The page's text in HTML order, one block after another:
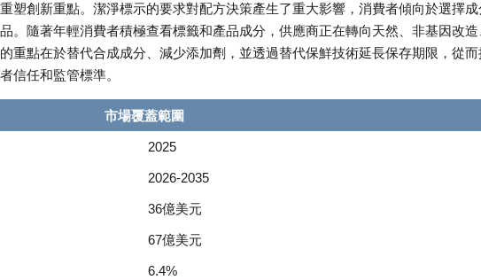
塑創新重點。潔淨標示的要求對配方決策產生了重大影響，消費者傾向於選擇成
。隨著年輕消費者積極查看標籤和產品成分，供應商正在轉向天然、非基因改造
重點在於替代合成成分、減少添加劑，並透過替代保鮮技術延長保存期限，從而
信任和監管標準。
市場覆蓋範圍
2025
2026-2035
36億美元
67億美元
6.4%